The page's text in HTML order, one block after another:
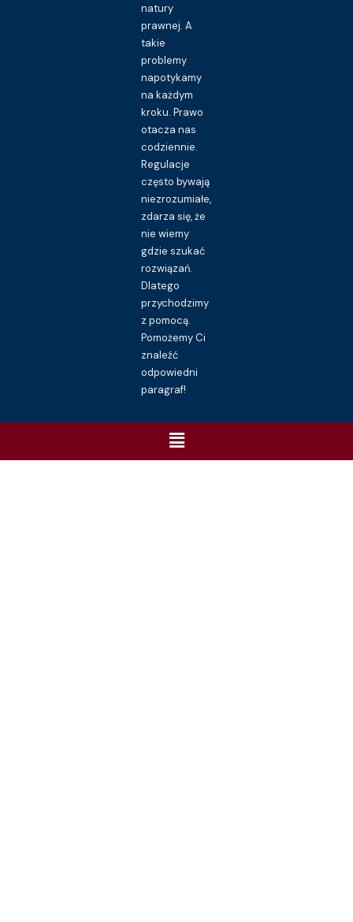
natury
prawnej. A
takie
problemy
napotykamy
na każdym
kroku. Prawo
otacza nas
codziennie.
Regulacje
często bywają
niezrozumiałe,
zdarza się, że
nie wiemy
gdzie szukać
rozwiązań.
Dlatego
przychodzimy
z pomocą.
Pomożemy Ci
znaleźć
odpowiedni
paragraf!
Menu